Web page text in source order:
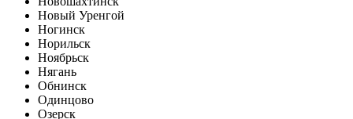
Новый Уренгой
Ногинск
Норильск
Ноябрьск
Нягань
Обнинск
Одинцово
Озерск